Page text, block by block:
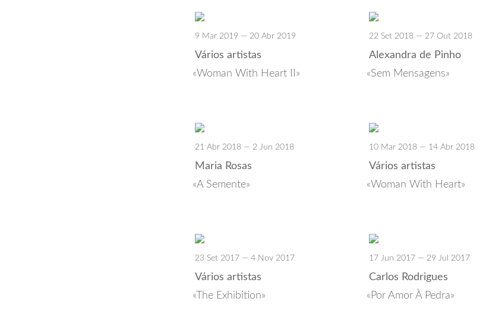
9 Mar 2019 — 20 Abr 2019
Vários artistas
Woman With Heart II
22 Set 2018 — 27 Out 2018
Alexandra de Pinho
Sem Mensagens
21 Abr 2018 — 2 Jun 2018
Maria Rosas
A Semente
10 Mar 2018 — 14 Abr 2018
Vários artistas
Woman With Heart
23 Set 2017 — 4 Nov 2017
Vários artistas
The Exhibition
17 Jun 2017 — 29 Jul 2017
Carlos Rodrigues
Por Amor À Pedra